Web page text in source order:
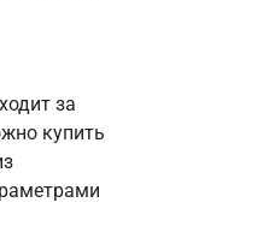
за
купить